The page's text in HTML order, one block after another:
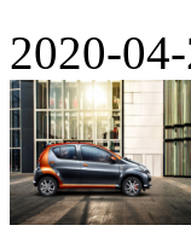
2020-